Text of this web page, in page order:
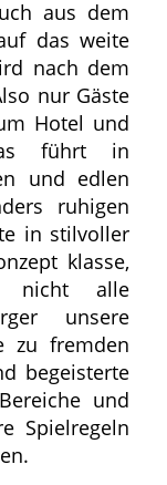
aus dem
das weite
nach dem
nur Gäste
Hotel und
führt in
und edlen
ruhigen
in stilvoller
klasse,
nicht alle
unsere
zu fremden
begeisterte
und
Spielregeln